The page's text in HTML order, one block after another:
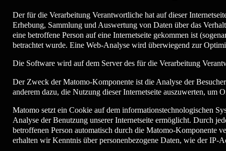
Der für die Verarbeitung Verantwortliche hat auf dieser
Erhebung, Sammlung und Auswertung von Daten über das
eine betroffene Person auf eine Internetseite gekommen ist
betrachtet wurde. Eine Web-Analyse wird überwiegend zur
Die Software wird auf dem Server des für die Verarbeitung
Der Zweck der Matomo-Komponente ist die Analyse der
anderem dazu, die Nutzung dieser Internetseite auszuwerten, um
Matomo setzt ein Cookie auf dem informationstechnologischen
Analyse der Benutzung unserer Internetseite ermöglicht. Durch
betroffenen Person automatisch durch die Matomo-Komponente
erhalten wir Kenntnis über personenbezogene Daten, wie der IP-